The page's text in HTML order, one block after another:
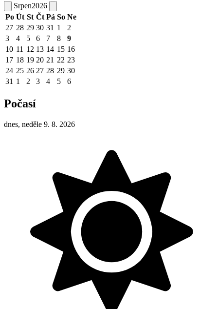
Srpen2026
Po Út St Čt Pá So Ne
27 28 29 30 31 1
2
3
4 5 6 7 8
9
10 11 12 13 14 15 16
17 18 19 20 21 22 23
24 25 26 27 28 29 30
31 1 2 3 4 5 6
Počasí
dnes, neděle 9. 8. 2026